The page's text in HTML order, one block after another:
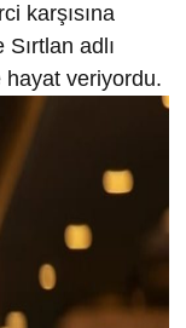
karşısına
adlı
hayat veriyordu.